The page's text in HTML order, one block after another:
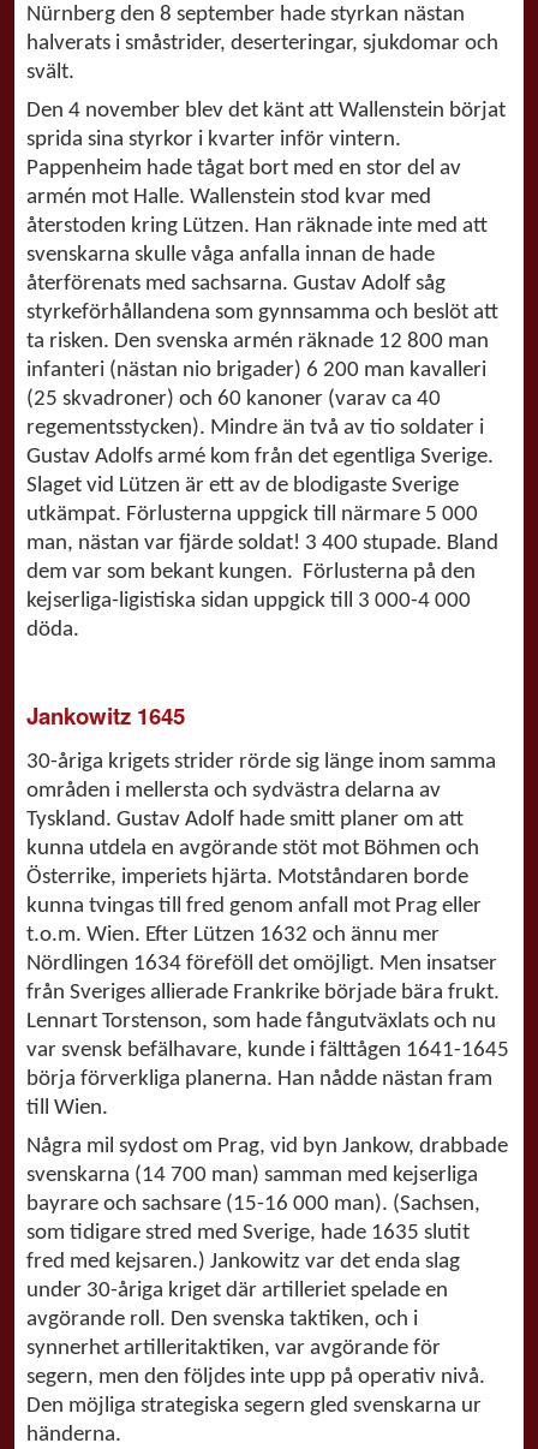
Nürnberg den 8 september hade styrkan nästan
halverats i småstrider, deserteringar, sjukdomar och
svält.
Den 4 november blev det känt att Wallenstein börjat
sprida sina styrkor i kvarter inför vintern.
Pappenheim hade tågat bort med en stor del av
armén mot Halle. Wallenstein stod kvar med
återstoden kring Lützen. Han räknade inte med att
svenskarna skulle våga anfalla innan de hade
återförenats med sachsarna. Gustav Adolf såg
styrkeförhållandena som gynnsamma och beslöt att
ta risken. Den svenska armén räknade 12 800 man
infanteri (nästan nio brigader) 6 200 man kavalleri
(25 skvadroner) och 60 kanoner (varav ca 40
regementsstycken). Mindre än två av tio soldater i
Gustav Adolfs armé kom från det egentliga Sverige.
Slaget vid Lützen är ett av de blodigaste Sverige
utkämpat. Förlusterna uppgick till närmare 5 000
man, nästan var fjärde soldat! 3 400 stupade. Bland
dem var som bekant kungen. Förlusterna på den
kejserliga-ligistiska sidan uppgick till 3 000-4 000
döda.
Jankowitz 1645
30-åriga krigets strider rörde sig länge inom samma
områden i mellersta och sydvästra delarna av
Tyskland. Gustav Adolf hade smitt planer om att
kunna utdela en avgörande stöt mot Böhmen och
Österrike, imperiets hjärta. Motståndaren borde
kunna tvingas till fred genom anfall mot Prag eller
t.o.m. Wien. Efter Lützen 1632 och ännu mer
Nördlingen 1634 föreföll det omöjligt. Men insatser
från Sveriges allierade Frankrike började bära frukt.
Lennart Torstenson, som hade fångutväxlats och nu
var svensk befälhavare, kunde i fälttågen 1641-1645
börja förverkliga planerna. Han nådde nästan fram
till Wien.
Några mil sydost om Prag, vid byn Jankow, drabbade
svenskarna (14 700 man) samman med kejserliga
bayrare och sachsare (15-16 000 man). (Sachsen,
som tidigare stred med Sverige, hade 1635 slutit
fred med kejsaren.) Jankowitz var det enda slag
under 30-åriga kriget där artilleriet spelade en
avgörande roll. Den svenska taktiken, och i
synnerhet artilleritaktiken, var avgörande för
segern, men den följdes inte upp på operativ nivå.
Den möjliga strategiska segern gled svenskarna ur
händerna.